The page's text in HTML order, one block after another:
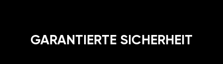
GARANTIERTE SICHERHEIT